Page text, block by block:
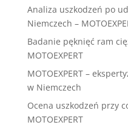
Analiza uszkodzeń po
Niemczech –
Badanie pęknięć ram
MOTOEXPERT
MOTOEXPERT –
w Niemczech
Ocena uszkodzeń przy
MOTOEXPERT